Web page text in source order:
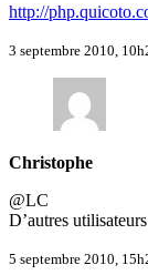
http://
3 septembre 2010,
Christophe
@LC
D’autres
5 septembre 2010,